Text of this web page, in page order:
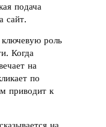
подача
сайт.
ключевую роль
Когда
на
по
приводит к